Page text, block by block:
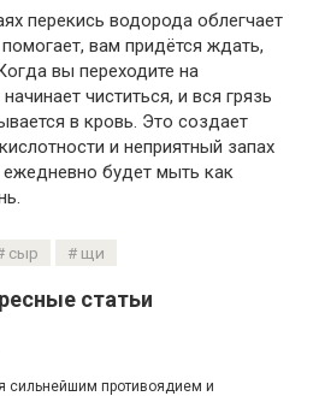
перекись водорода облегчает
вам придётся ждать,
вы переходите на
чиститься, и вся грязь
в кровь. Это создает
и неприятный запах
ежедневно будет мыть как
сыр щи
статьи
сильнейшим противоядием и